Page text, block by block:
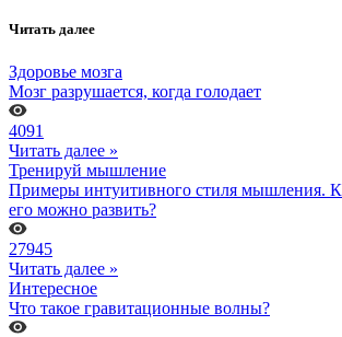
Читать далее
Здоровье мозга
Мозг разрушается, когда голодает
4091
Читать далее »
Тренируй мышление
Примеры интуитивного стиля мышления.
его можно развить?
27945
Читать далее »
Интересное
Что такое гравитационные волны?